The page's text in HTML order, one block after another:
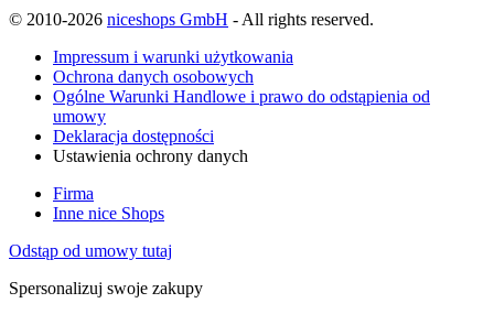
© 2010-2026 niceshops GmbH - All rights reserved.
Impressum i warunki użytkowania
Ochrona danych osobowych
Ogólne Warunki Handlowe i prawo do odstąpienia od
umowy
Deklaracja dostępności
Ustawienia ochrony danych
Firma
Inne nice Shops
Odstąp od umowy tutaj
Spersonalizuj swoje zakupy